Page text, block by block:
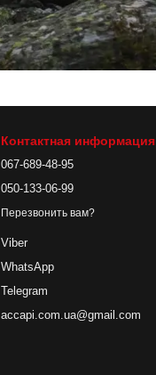
Контактная информация
067-689-48-95
050-133-06-99
Перезвонить вам?
Viber
WhatsApp
Telegram
accapi.com.ua@gmail.com